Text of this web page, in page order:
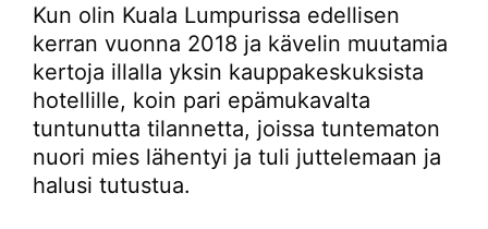
Kun olin Kuala Lumpurissa edellisen
kerran vuonna 2018 ja kävelin muutamia
kertoja illalla yksin kauppakeskuksista
hotellille, koin pari epämukavalta
tuntunutta tilannetta, joissa tuntematon
nuori mies lähentyi ja tuli juttelemaan ja
halusi tutustua.